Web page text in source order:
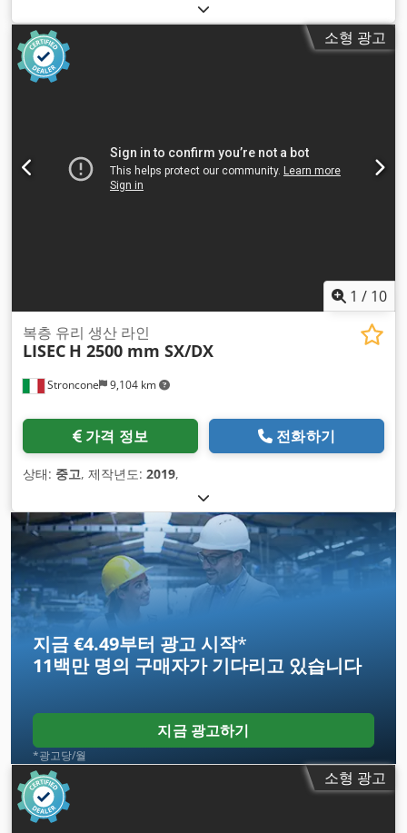
소형 광고
1 / 10
Stroncone 9,104 km
복층 유리 생산 라인
LISEC H 2500 mm SX/DX
가격 정보 전화하기
상태: 중고, 제작년도: 2019,
지금 €4.49부터 광고 시작*
11백만 명의 구매자가 기다리고 있습니다
지금 광고하기
*광고당/월
소형 광고